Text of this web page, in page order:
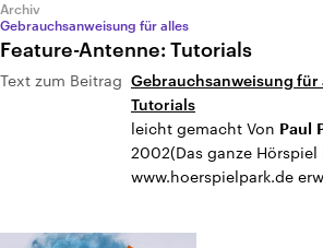
Archiv
Gebrauchsanweisung für alles
Feature-Antenne: Tutorials
Text zum Beitrag Gebrauchsanweisung für
Tutorials
leicht gemacht Von Paul
2002(Das ganze Hörspiel
www.hoerspielpark.de